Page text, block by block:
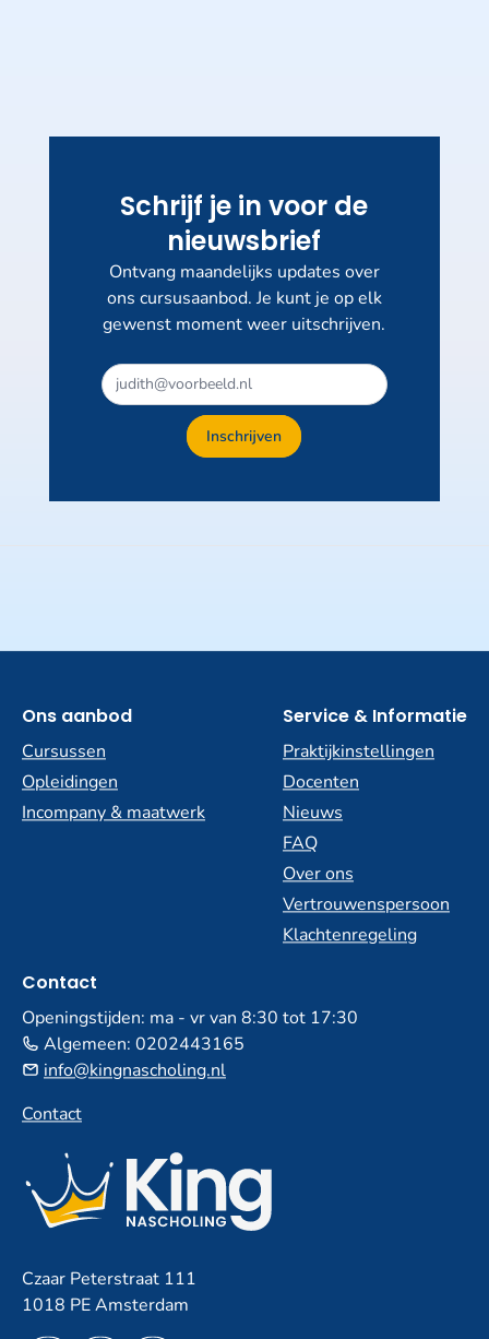
Schrijf je in voor de
nieuwsbrief
Ontvang maandelijks updates over
ons cursusaanbod. Je kunt je op elk
gewenst moment weer uitschrijven.
Inschrijven
Ons aanbod
Cursussen
Opleidingen
Incompany & maatwerk
Service & Informatie
Praktijkinstellingen
Docenten
Nieuws
FAQ
Over ons
Vertrouwenspersoon
Klachtenregeling
Contact
Openingstijden: ma - vr van 8:30 tot 17:30
Algemeen: 0202443165
info@kingnascholing.nl
Contact
Czaar Peterstraat 111
1018 PE Amsterdam